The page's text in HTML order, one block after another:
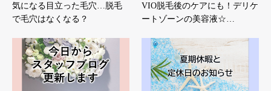
気になる目立った毛穴…脱毛
で毛穴はなくなる？
VIO脱毛後のケアにも！デリケ
ートゾーンの美容液☆…